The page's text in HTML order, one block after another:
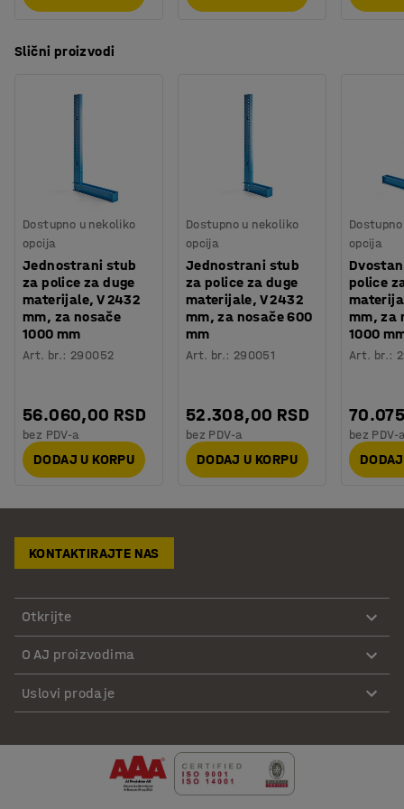
Slični proizvodi
Dostupno u nekoliko
opcija
Jednostrani stub
za police za duge
materijale, V 2432
mm, za nosače
1000 mm
Art. br.: 290052
56.060,00 RSD
bez PDV-a
DODAJ U KORPU
Dostupno u nekoliko
opcija
Jednostrani stub
za police za duge
materijale, V 2432
mm, za nosače 600
mm
Art. br.: 290051
52.308,00 RSD
bez PDV-a
DODAJ U KORPU
opcija
police
mm, za
1000
Art. br.:
bez PDV-
KONTAKTIRAJTE NAS
Otkrijte
O AJ proizvodima
Uslovi prodaje